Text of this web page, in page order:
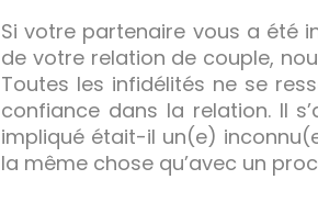
Si votre partenaire vous a été
de votre relation de couple,
Toutes les infidélités ne se
confiance dans la relation. Il
impliqué était-il un(e)
la même chose qu’avec un